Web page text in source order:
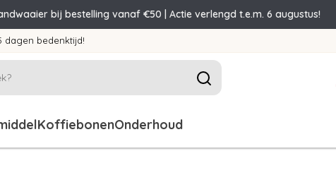
bij bestelling vanaf €50 | Actie verlengd t.e.m. 6 augustus!
dagen bedenktijd!
KoffiebonenOnderhoud